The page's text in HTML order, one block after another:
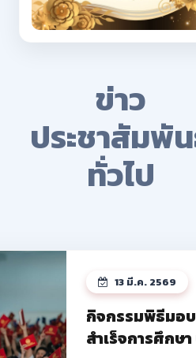
ข่าว
ประชาสัมพั
ทั่วไป
13 มี.ค. 2569
กิจกรรมพิธีมอ
สำเร็จการศึกษ